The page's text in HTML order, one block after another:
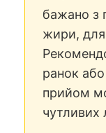
бажано з
жири, для
ранок або
прийом
чутливих